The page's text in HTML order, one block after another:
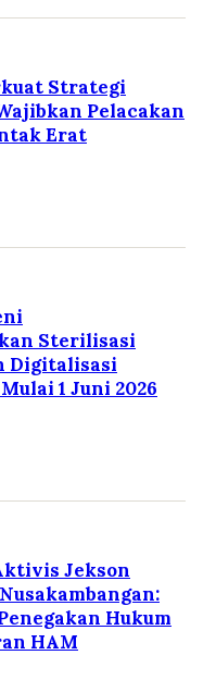
Strategi
Pelacakan
Erat
Sterilisasi
Digitalisasi
1 Juni 2026
Jekson
Hukum
HAM